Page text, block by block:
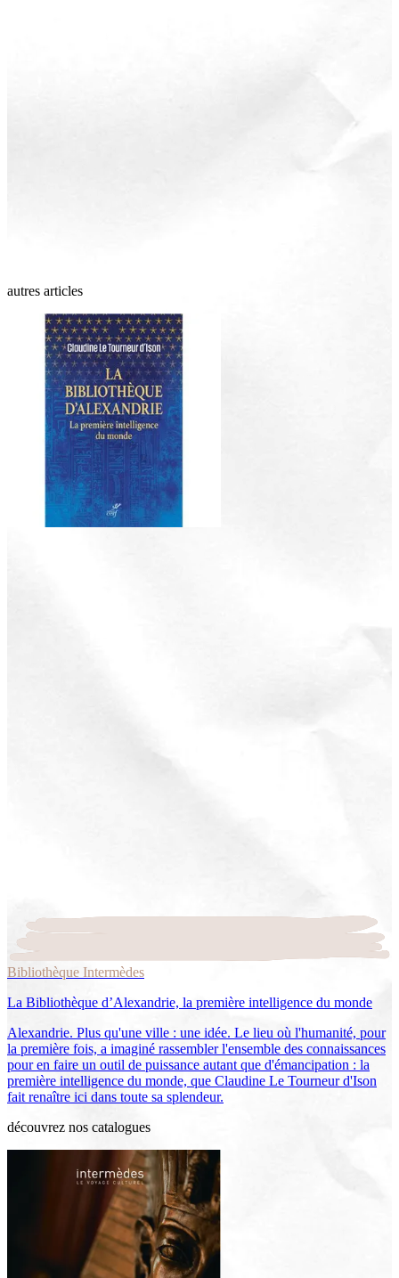
autres articles
Bibliothèque Intermèdes
La Bibliothèque d’Alexandrie, la première intelligence du monde
Alexandrie. Plus qu'une ville : une idée. Le lieu où l'humanité, pour
la première fois, a imaginé rassembler l'ensemble des connaissances
pour en faire un outil de puissance autant que d'émancipation : la
première intelligence du monde, que Claudine Le Tourneur d'Ison
fait renaître ici dans toute sa splendeur.
découvrez nos catalogues